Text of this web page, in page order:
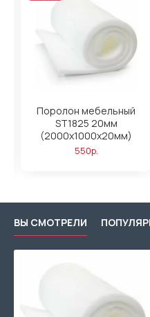
Поролон мебельный
ST1825 20мм
(2000x1000x20мм)
550р.
ВЫ СМОТРЕЛИ